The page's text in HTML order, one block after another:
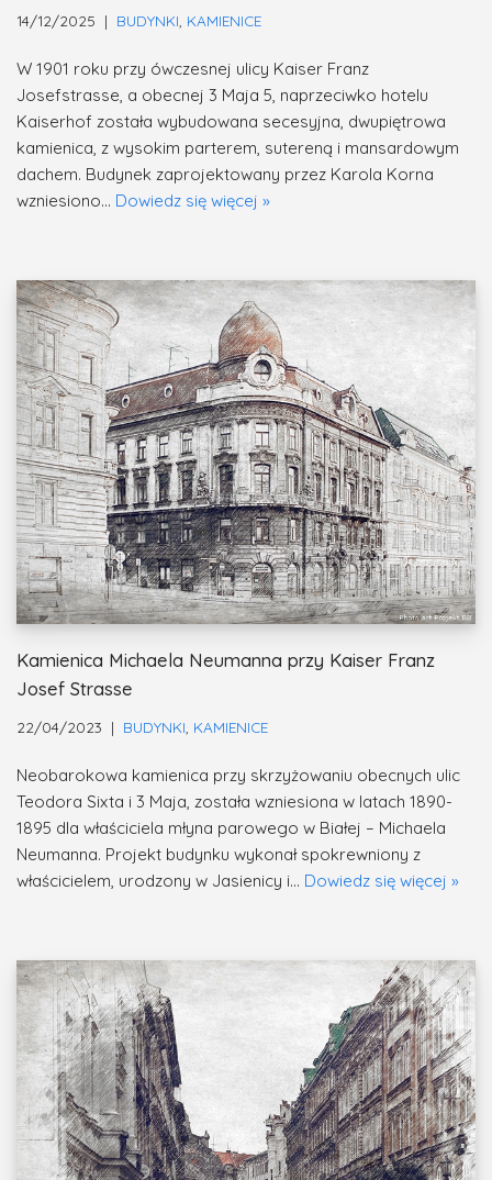
14/12/2025 BUDYNKI KAMIENICE
W 1901 roku przy ówczesnej ulicy Kaiser Franz
Josefstrasse, a obecnej 3 Maja 5, naprzeciwko hotelu
Kaiserhof została wybudowana secesyjna, dwupiętrowa
kamienica, z wysokim parterem, sutereną i mansardowym
dachem. Budynek zaprojektowany przez Karola Korna
wzniesiono… Dowiedz się więcej »
Kamienica Michaela Neumanna przy Kaiser Franz
Josef Strasse
22/04/2023 BUDYNKI KAMIENICE
Neobarokowa kamienica przy skrzyżowaniu obecnych ulic
Teodora Sixta i 3 Maja, została wzniesiona w latach 1890-
1895 dla właściciela młyna parowego w Białej – Michaela
Neumanna. Projekt budynku wykonał spokrewniony z
właścicielem, urodzony w Jasienicy i… Dowiedz się więcej »